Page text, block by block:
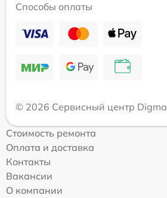
Способы оплаты
© 2026 Сервисный центр Digma
Стоимость ремонта
Оплата и доставка
Контакты
Вакансии
О компании